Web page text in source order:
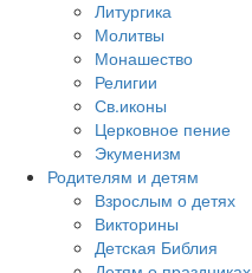
Литургика
Молитвы
Монашество
Религии
Св.иконы
Церковное пение
Экуменизм
Родителям и детям
Взрослым о детях
Викторины
Детская Библия